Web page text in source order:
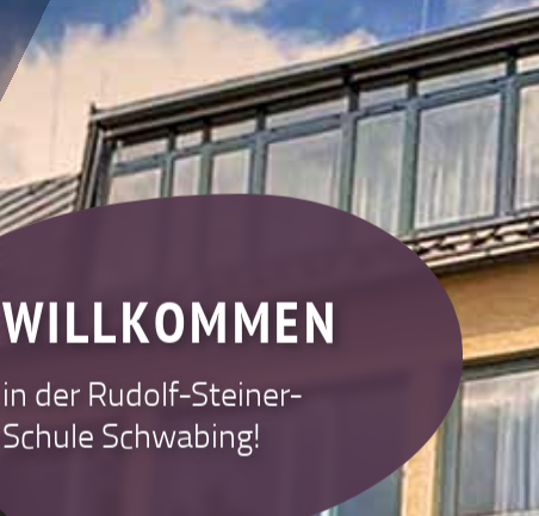
WILLKOMMEN
in der Rudolf-Steiner-
Schule Schwabing!